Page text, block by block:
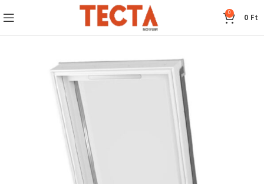
0 0 Ft